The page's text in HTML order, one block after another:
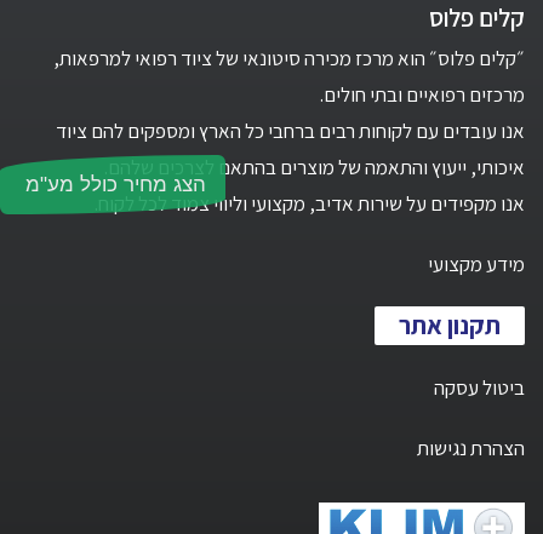
הצג מחיר כולל מע"מ
קלים פלוס
״קלים פלוס״ הוא מרכז מכירה סיטונאי של ציוד רפואי למרפאות,
מרכזים רפואיים ובתי חולים.
אנו עובדים עם לקוחות רבים ברחבי כל הארץ ומספקים להם ציוד
איכותי, ייעוץ והתאמה של מוצרים בהתאם לצרכים שלהם.
אנו מקפידים על שירות אדיב, מקצועי וליווי צמוד לכל לקוח.
מידע מקצועי
תקנון אתר
ביטול עסקה
הצהרת נגישות